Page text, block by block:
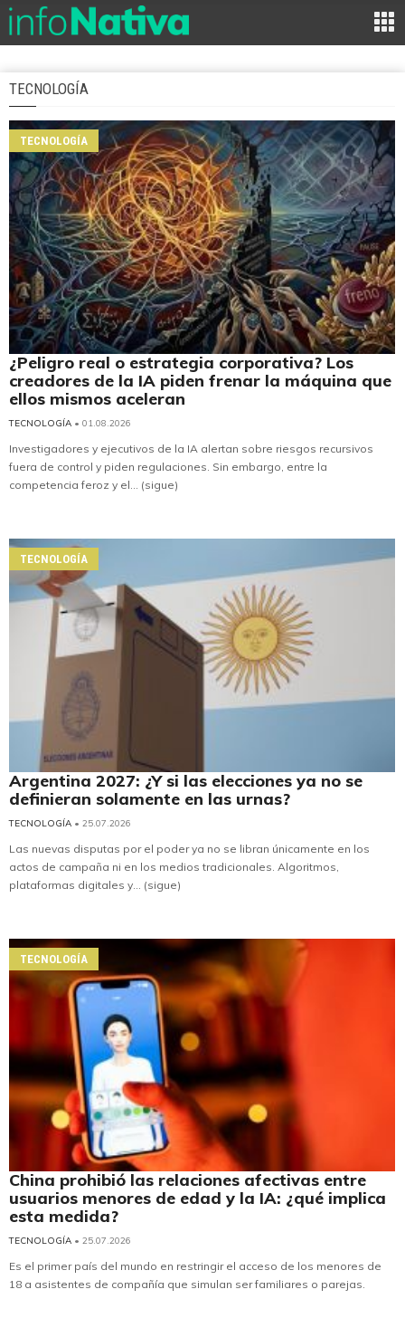
TECNOLOGÍA
TECNOLOGÍA
¿Peligro real o estrategia corporativa? Los
creadores de la IA piden frenar la máquina que
ellos mismos aceleran
TECNOLOGÍA • 01.08.2026
Investigadores y ejecutivos de la IA alertan sobre riesgos recursivos
fuera de control y piden regulaciones. Sin embargo, entre la
competencia feroz y el... (sigue)
TECNOLOGÍA
Argentina 2027: ¿Y si las elecciones ya no se
definieran solamente en las urnas?
TECNOLOGÍA • 25.07.2026
Las nuevas disputas por el poder ya no se libran únicamente en los
actos de campaña ni en los medios tradicionales. Algoritmos,
plataformas digitales y... (sigue)
TECNOLOGÍA
China prohibió las relaciones afectivas entre
usuarios menores de edad y la IA: ¿qué implica
esta medida?
TECNOLOGÍA • 25.07.2026
Es el primer país del mundo en restringir el acceso de los menores de
18 a asistentes de compañía que simulan ser familiares o parejas.